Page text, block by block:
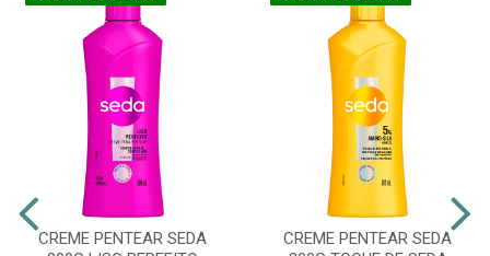
CREME PENTEAR SEDA
CREME PENTEAR SEDA